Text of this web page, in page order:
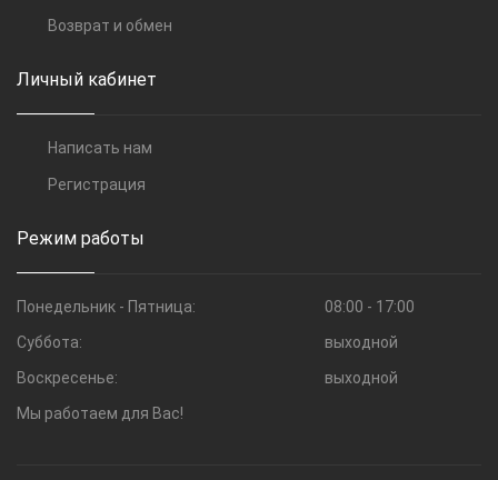
Возврат и обмен
Личный кабинет
Написать нам
Регистрация
Режим работы
Понедельник - Пятница:
08:00 - 17:00
Суббота:
выходной
Воскресенье:
выходной
Мы работаем для Вас!